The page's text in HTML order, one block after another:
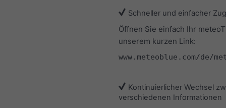
Schneller und einfacher
Öffnen Sie einfach Ihr
unserem kurzen Link:
www.meteoblue.com/de/
Kontinuierlicher Wechsel
verschiedenen Informationen